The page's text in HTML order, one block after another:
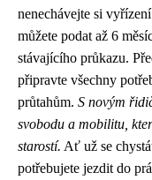
nenechávejte si
můžete podat až 6
stávajícího průkazu.
připravte všechny
průtahům. S novým
svobodu a mobilitu,
starostí. Ať už se
potřebujete jezdit do